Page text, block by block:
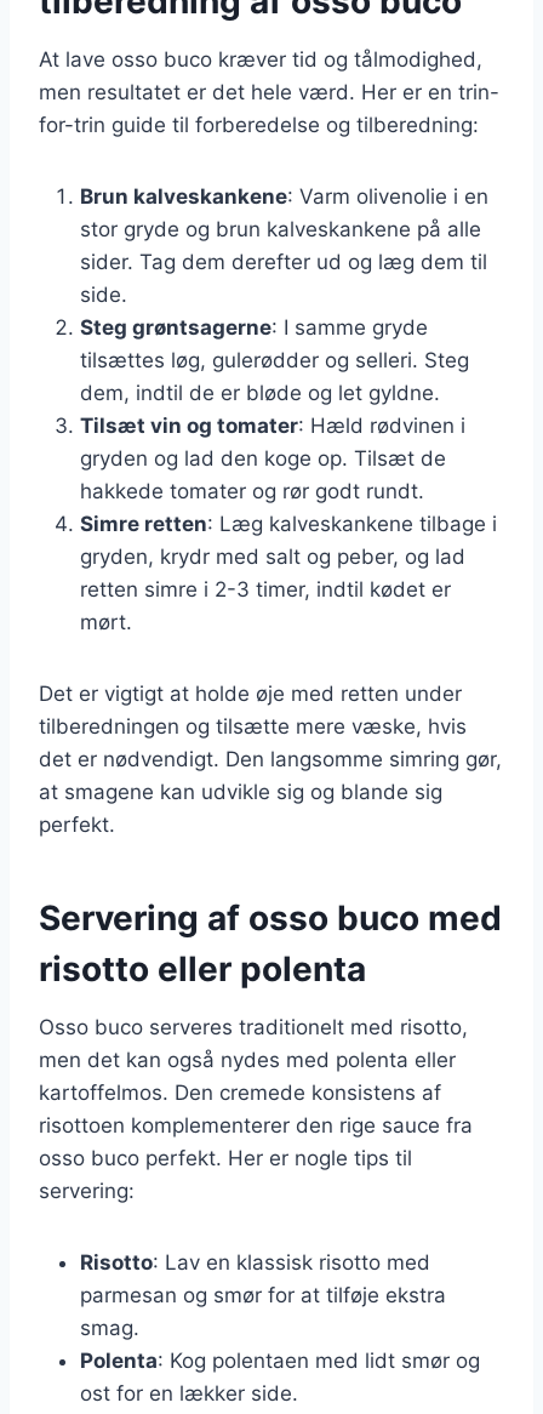
At lave osso buco kræver tid og tålmodighed,
men resultatet er det hele værd. Her er en trin-
for-trin guide til forberedelse og tilberedning:
Brun kalveskankene: Varm olivenolie i en
stor gryde og brun kalveskankene på alle
sider. Tag dem derefter ud og læg dem til
side.
Steg grøntsagerne: I samme gryde
tilsættes løg, gulerødder og selleri. Steg
dem, indtil de er bløde og let gyldne.
Tilsæt vin og tomater: Hæld rødvinen i
gryden og lad den koge op. Tilsæt de
hakkede tomater og rør godt rundt.
Simre retten: Læg kalveskankene tilbage i
gryden, krydr med salt og peber, og lad
retten simre i 2-3 timer, indtil kødet er
mørt.
Det er vigtigt at holde øje med retten under
tilberedningen og tilsætte mere væske, hvis
det er nødvendigt. Den langsomme simring gør,
at smagene kan udvikle sig og blande sig
perfekt.
Servering af osso buco med
risotto eller polenta
Osso buco serveres traditionelt med risotto,
men det kan også nydes med polenta eller
kartoffelmos. Den cremede konsistens af
risottoen komplementerer den rige sauce fra
osso buco perfekt. Her er nogle tips til
servering:
Risotto: Lav en klassisk risotto med
parmesan og smør for at tilføje ekstra
smag.
Polenta: Kog polentaen med lidt smør og
ost for en lækker side.